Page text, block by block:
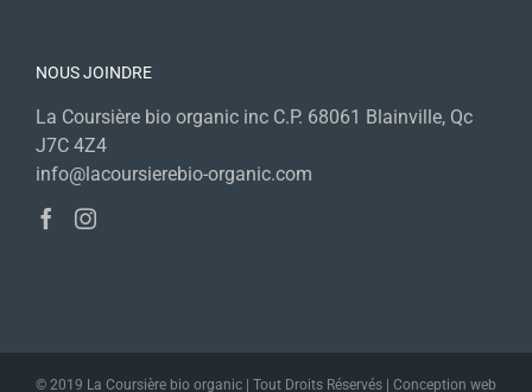
NOUS JOINDRE
La Coursière bio organic inc C.P. 68061 Blainville, Qc
J7C 4Z4
info@lacoursierebio-organic.com
© 2019 La Coursière bio organic | Tout Droits Réservés | Conception web